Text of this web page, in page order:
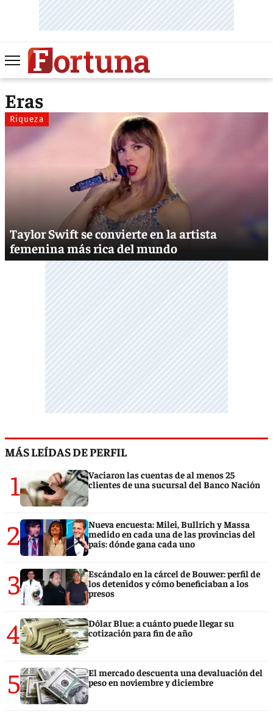
Eras
Riqueza
Taylor Swift se convierte en la artista
femenina más rica del mundo
MÁS LEÍDAS DE PERFIL
1
Vaciaron las cuentas de al menos 25
clientes de una sucursal del Banco Nación
2
Nueva encuesta: Milei, Bullrich y Massa
medido en cada una de las provincias del
país: dónde gana cada uno
3
Escándalo en la cárcel de Bouwer: perfil de
los detenidos y cómo beneficiaban a los
presos
4
Dólar Blue: a cuánto puede llegar su
cotización para fin de año
5
El mercado descuenta una devaluación del
peso en noviembre y diciembre